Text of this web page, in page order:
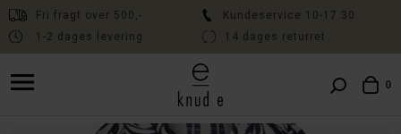
Fri fragt over 500,-
Kundeservice 10-17.30
1-2 dages levering
14 dages returret
Fri fragt over 500,- // Kundeservice 10:00-17:30 // Levering 1-2 dage
// 14 dages fri returret
0